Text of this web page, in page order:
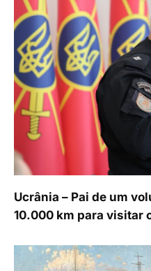
Ucrânia – Pai de um
10.000 km para visitar